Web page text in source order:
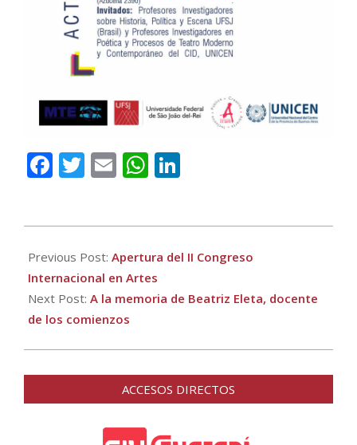
Facebook
Twitter
EmailWhatsApp
04-
16
Previous Post: Apertura del II Congreso
Internacional en Artes
Next Post: A la memoria de Beatriz Eleta, docente
de los comienzos
ACCESOS DIRECTOS